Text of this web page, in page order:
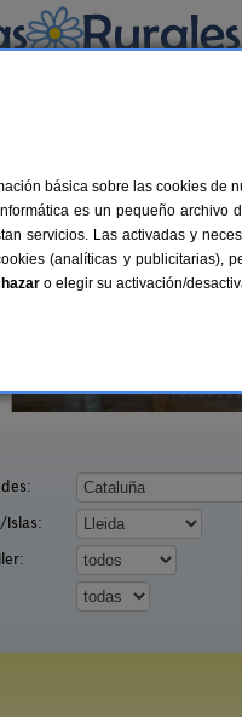
Rurales cerca
Islas:
básica sobre las cookies de
es un pequeño archivo
servicios. Las activadas y
(analíticas y publicitarias),
o elegir su activación/